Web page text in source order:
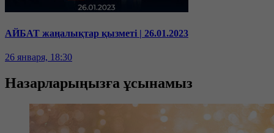
АЙБАТ жаңалықтар қызметі | 26.01.2023
26 января, 18:30
Назарларыңызға ұсынамыз